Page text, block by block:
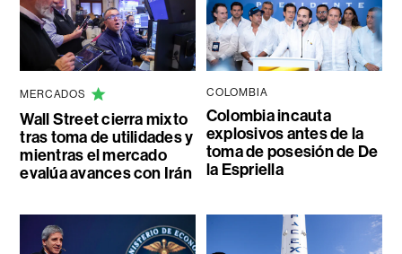
MERCADOS
Wall Street cierra mixto
tras toma de utilidades y
mientras el mercado
evalúa avances con Irán
COLOMBIA
Colombia incauta
explosivos antes de la
toma de posesión de De
la Espriella